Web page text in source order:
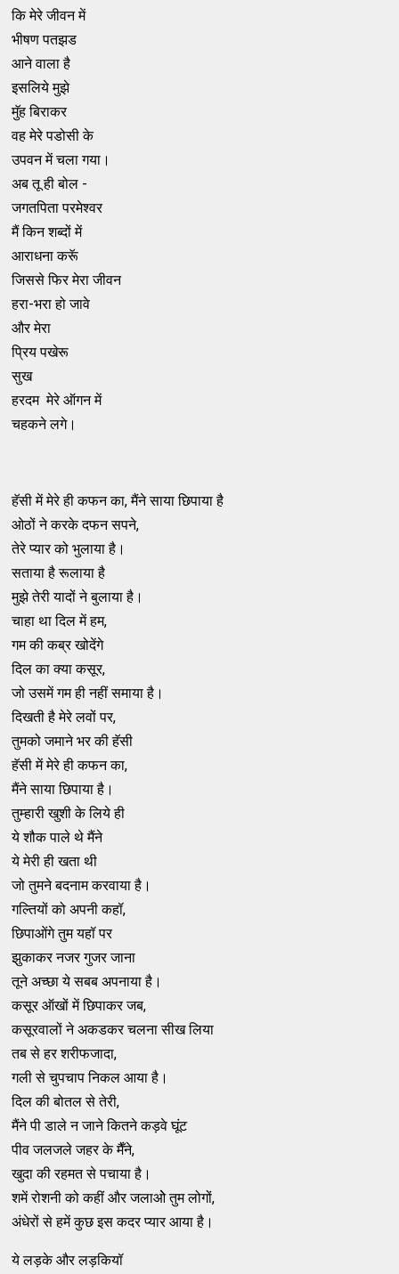
कि मेरे जीवन में
भीषण पतझड
आने वाला है
इसलिये मुझे
मॅुह बिराकर
वह मेरे पडोसी के
उपवन में चला गया।
अब तू ही बोल -
जगतपिता परमेश्वर
मैं किन शब्दों में
आराधना करूॅ
जिससे फिर मेरा जीवन
हरा-भरा हो जावे
और मेरा
प्रिय पखेरू
सुख
हरदम मेरे ऑगन में
चहकने लगे।
हॅसी में मेरे ही कफन का, मैंने साया छिपाया है
ओठों ने करके दफन सपने,
तेरे प्यार को भुलाया है।
सताया है रूलाया है
मुझे तेरी यादों ने बुलाया है।
चाहा था दिल में हम,
गम की कब्र खोदेंगे
दिल का क्या कसूर,
जो उसमें गम ही नहीं समाया है।
दिखती है मेरे लवों पर,
तुमको जमाने भर की हॅसी
हॅसी में मेरे ही कफन का,
मैंने साया छिपाया है।
तुम्हारी खुशी के लिये ही
ये शौक पाले थे मैंने
ये मेरी ही खता थी
जो तुमने बदनाम करवाया है।
गल्तियों को अपनी कहॉ,
छिपाओंगे तुम यहॉ पर
झुकाकर नजर गुजर जाना
तूने अच्छा ये सबब अपनाया है।
कसूर ऑखों में छिपाकर जब,
कसूरवालों ने अकडकर चलना सीख लिया
तब से हर शरीफजादा,
गली से चुपचाप निकल आया है।
दिल की बोतल से तेरी,
मैंने पी डाले न जाने कितने कड़वे घूंट
पीव जलजले जहर के मैँने,
खुदा की रहमत से पचाया है।
शमें रोशनी को कहीं और जलाओे तुम लोगों,
अंधेरों से हमें कुछ इस कदर प्यार आया है।
ये लड़के और लड़कियॉ